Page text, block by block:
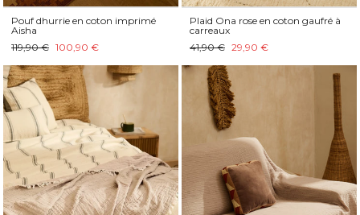
Pouf dhurrie en coton imprimé
Aisha
119,90 € 100,90 €
Plaid Ona rose en coton gaufré à
carreaux
41,90 € 29,90 €